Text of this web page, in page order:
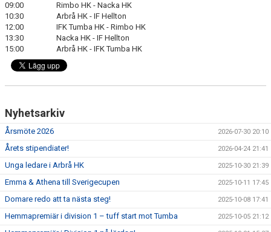
09:00 Rimbo HK - Nacka HK
10:30 Arbrå HK - IF Hellton
12:00 IFK Tumba HK - Rimbo HK
13:30 Nacka HK - IF Hellton
15:00 Arbrå HK - IFK Tumba HK
Nyhetsarkiv
Årsmöte 2026 2026-07-30 20:10
Årets stipendiater! 2026-04-24 21:41
Unga ledare i Arbrå HK 2025-10-30 21:39
Emma & Athena till Sverigecupen 2025-10-11 17:45
Domare redo att ta nästa steg! 2025-10-08 17:41
Hemmapremiär i division 1 – tuff start mot Tumba 2025-10-05 21:12